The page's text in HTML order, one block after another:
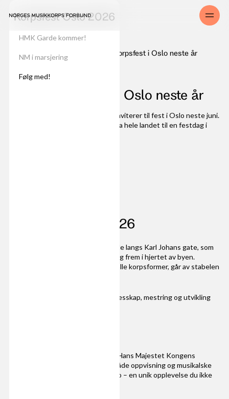
Om NMF Aktuelt Det blir Korpsfest i Oslo neste år
Det blir Korpsfest i Oslo neste år
Norges Musikkorps Forbund Øst inviterer til fest i Oslo neste juni.
Arrangementet skal samle korps fra hele landet til en festdag i
Korpsfest Oslo 2026
HMK Garde kommer!
NM i marsjering
Følg med!
Korpsfest Oslo 2026
vil inkludere parade langs Karl Johans gate, som
gir deltakerne mulighet til å vise seg frem i hjertet av byen.
Arrangementet, som er åpent for alle korpsformer, går av stabelen
Arrangementet vil fokusere på fellesskap, mestring og utvikling
Vi er virkelig glade for å avsløre at Hans Majestet Kongens
Gardes musikkorps vil delta med både oppvisning og musikalske
innslag under årets Korpsfest Oslo – en unik opplevelse du ikke